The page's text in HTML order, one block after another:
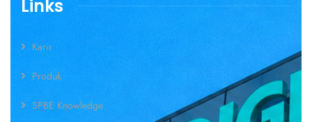
Links
Karir
Produk
SPBE Knowledge